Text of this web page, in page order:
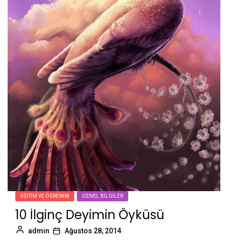
EĞITIM VE ÖĞRENIM GENEL BILGILER
10 İlginç Deyimin Öyküsü
admin Ağustos 28, 2014